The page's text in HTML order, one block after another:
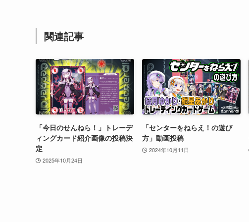
関連記事
「今日のせんねら！」トレーデ
ィングカード紹介画像の投稿決
定
2025年10月24日
「センターをねらえ！の遊び
方」動画投稿
2024年10月11日